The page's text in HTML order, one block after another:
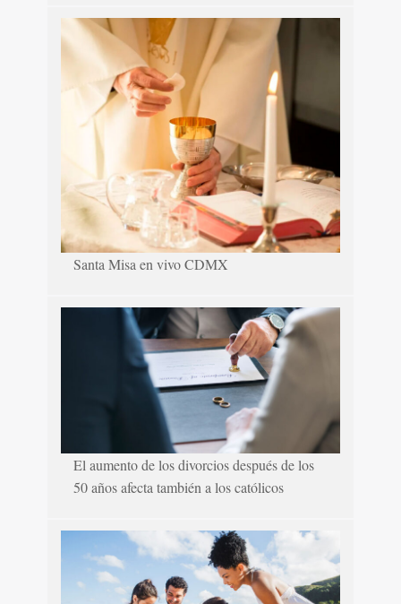
Santa Misa en vivo CDMX
El aumento de los divorcios después de los
50 años afecta también a los católicos